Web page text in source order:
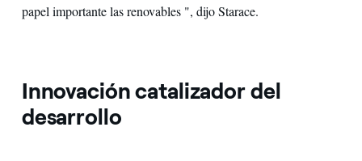
papel importante las renovables ", dijo Starace.
Innovación catalizador del
desarrollo